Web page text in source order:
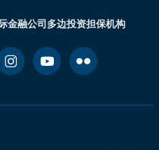
金融公司多边投资担保机构